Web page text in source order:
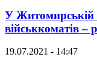
У Житомирській
військкоматів –
19.07.2021 - 14:47